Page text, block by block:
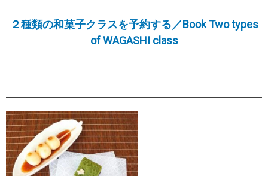
２種類の和菓子クラスを予約する／Book Two types
of WAGASHI class